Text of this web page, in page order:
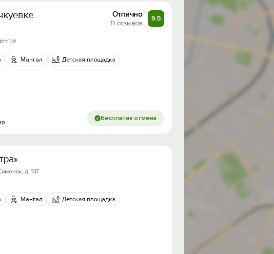
Отлично
11 отзывов
9.5
Мангал Детская площадка
Бесплатая отмена
д. 137
Мангал Детская площадка